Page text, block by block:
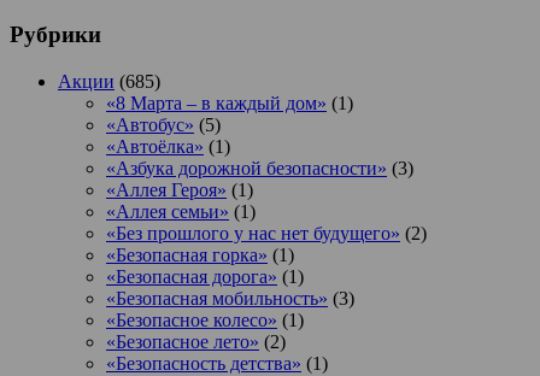
Рубрики
Акции (685)
«8 Марта – в каждый дом» (1)
«Автобус» (5)
«Автоёлка» (1)
«Азбука дорожной безопасности» (3)
«Аллея Героя» (1)
«Аллея семьи» (1)
«Без прошлого у нас нет будущего» (2)
«Безопасная горка» (1)
«Безопасная дорога» (1)
«Безопасная мобильность» (3)
«Безопасное колесо» (1)
«Безопасное лето» (2)
«Безопасность детства» (1)